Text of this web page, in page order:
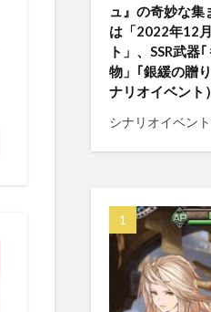
ュ』の奇妙な集
は「2022年12
ト」、SSR武器
物」｢銀緩の贈
ナリオイベント）
シナリオイベン